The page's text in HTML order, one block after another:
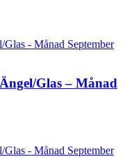
Glas – Månad